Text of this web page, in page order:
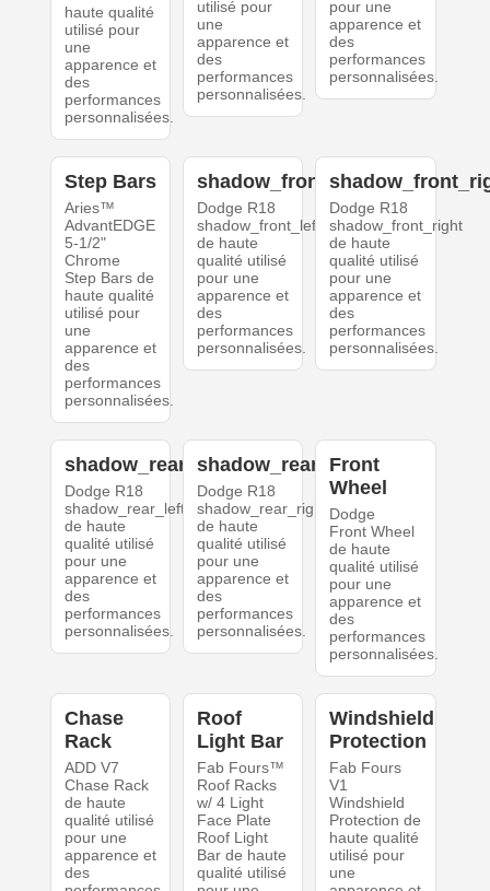
haute qualité
utilisé pour
une
apparence et
des
performances
personnalisées.
utilisé pour
une
apparence et
des
performances
personnalisées.
pour une
apparence et
des
performances
personnalisées.
Step Bars
Aries™
AdvantEDGE
5-1/2"
Chrome
Step Bars de
haute qualité
utilisé pour
une
apparence et
des
performances
personnalisées.
shadow_front_left
Dodge R18
shadow_front_left
de haute
qualité utilisé
pour une
apparence et
des
performances
personnalisées.
Dodge R18
shadow_front_right
de haute
qualité utilisé
pour une
apparence et
des
performances
personnalisées.
shadow_rear_left
Dodge R18
shadow_rear_left
de haute
qualité utilisé
pour une
apparence et
des
performances
personnalisées.
shadow_rear_right
Dodge R18
shadow_rear_right
de haute
qualité utilisé
pour une
apparence et
des
performances
personnalisées.
Front
Wheel
Dodge
Front Wheel
de haute
qualité utilisé
pour une
apparence et
des
performances
personnalisées.
Chase
Rack
ADD V7
Chase Rack
de haute
qualité utilisé
pour une
apparence et
des
Roof
Light Bar
Fab Fours™
Roof Racks
w/ 4 Light
Face Plate
Roof Light
Bar de haute
qualité utilisé
Windshield
Protection
Fab Fours
V1
Windshield
Protection de
haute qualité
utilisé pour
une